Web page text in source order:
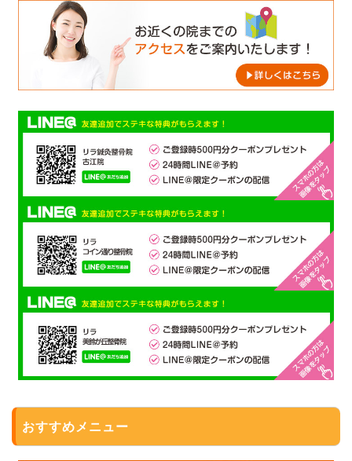
おすすめメニュー